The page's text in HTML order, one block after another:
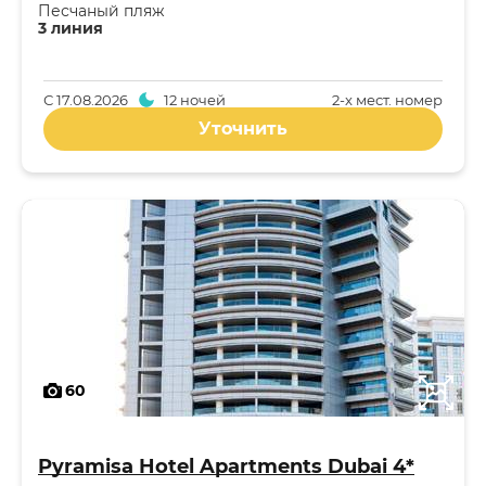
3 линия
Песчаный пляж
2-x мест. номер
С17.08.2026 12 ночей
Уточнить
60
Pyramisa Hotel Apartments Dubai 4*